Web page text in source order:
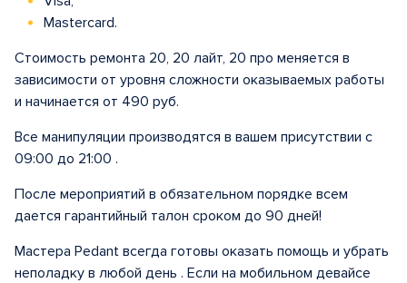
Mastercard.
Стоимость ремонта 20, 20 лайт, 20 про меняется в
зависимости от уровня сложности оказываемых работы
и начинается от 490 руб.
Все манипуляции производятся в вашем присутствии с
09:00 до 21:00 .
После мероприятий в обязательном порядке всем
дается гарантийный талон сроком до 90 дней!
Мастера Pedant всегда готовы оказать помощь и убрать
неполадку в любой день . Если на мобильном девайсе